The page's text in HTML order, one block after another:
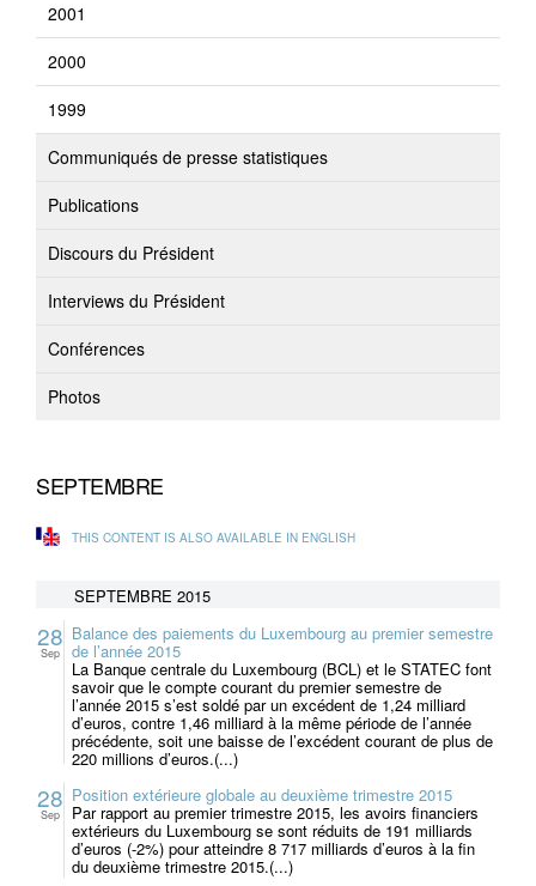
2001
2000
1999
Communiqués de presse statistiques
Publications
Discours du Président
Interviews du Président
Conférences
Photos
SEPTEMBRE
THIS CONTENT IS ALSO AVAILABLE IN ENGLISH
SEPTEMBRE 2015
28
Sep
Balance des paiements du Luxembourg au premier semestre
de l’année 2015
La Banque centrale du Luxembourg (BCL) et le STATEC font
savoir que le compte courant du premier semestre de
l’année 2015 s’est soldé par un excédent de 1,24 milliard
d’euros, contre 1,46 milliard à la même période de l’année
précédente, soit une baisse de l’excédent courant de plus de
220 millions d’euros.(...)
28
Sep
Position extérieure globale au deuxième trimestre 2015
Par rapport au premier trimestre 2015, les avoirs financiers
extérieurs du Luxembourg se sont réduits de 191 milliards
d’euros (-2%) pour atteindre 8 717 milliards d’euros à la fin
du deuxième trimestre 2015.(...)